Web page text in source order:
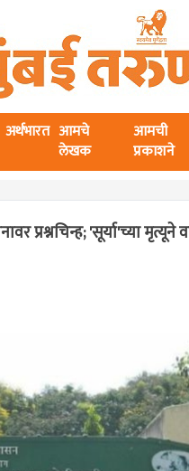
अर्थभारत आमचे
लेखक
आमची
प्रकाशने
प्रश्नचिन्ह; 'सूर्या'च्या